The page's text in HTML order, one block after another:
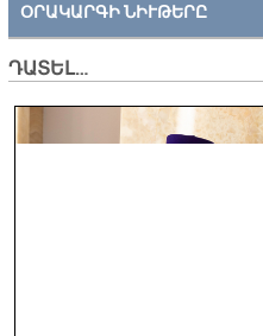
ՕՐԱԿԱՐԳԻ ՆԻՒԹԵՐԸ
ԴԱՏԵԼ…